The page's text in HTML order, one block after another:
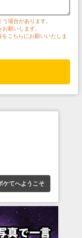
場合があります。
願いします。
こちらにお願いいたしま
ケてへようこそ